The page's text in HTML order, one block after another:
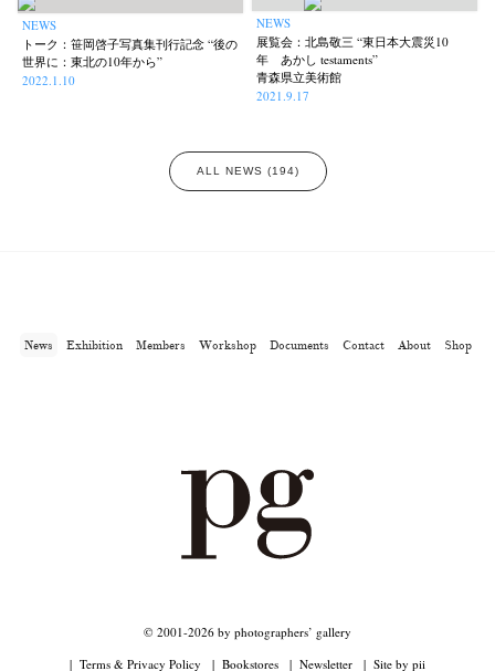
NEWS
トーク：笹岡啓子写真集刊行記念 “後の
世界に：東北の10年から”
2022.1.10
NEWS
展覧会：北島敬三 “東日本大震災10
年 あかし testaments”
青森県立美術館
2021.9.17
ALL NEWS (194)
News Exhibition Members Workshop Documents Contact About Shop
© 2001-2026 by photographers’ gallery
Terms & Privacy Policy
Bookstores Newsletter Site by pii